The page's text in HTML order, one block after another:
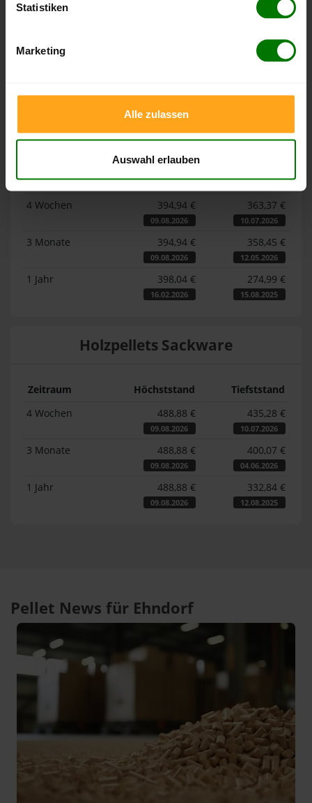
Statistiken
Marketing
Alle zulassen
Auswahl erlauben
Pelletspreise für lose Holzpellets und Holzpellets
Sackware in Ehndorf
. Das dazugehörige Datum zeigt,
Lose Holzpellets
Zeitraum Höchststand
Tiefststand
4 Wochen
394,94 €
09.08.2026
363,37 €
10.07.2026
3 Monate 394,94 €
09.08.2026
358,45 €
12.05.2026
1 Jahr 398,04 €
16.02.2026
274,99 €
15.08.2025
Holzpellets Sackware
Zeitraum Höchststand
Tiefststand
4 Wochen
488,88 €
09.08.2026
435,28 €
10.07.2026
3 Monate 488,88 €
09.08.2026
400,07 €
04.06.2026
1 Jahr 488,88 €
09.08.2026
332,84 €
12.08.2025
Pellet News für Ehndorf